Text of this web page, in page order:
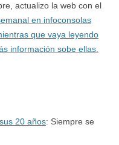
actualizo la web con el
en infoconsolas
que vaya leyendo
información sobe ellas.
20 años: Siempre se